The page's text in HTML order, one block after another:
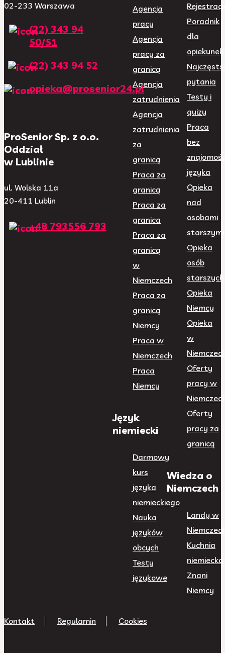
02-233 Warszawa
(22) 343 94
50/51
(22) 343 94 52
opieka@prosenior24.pl
ProSenior Sp. z o.o.
Oddział
w Lublinie
ul. Wolska 11a
20-411 Lublin
+48 793556 793
Agencja
pracy
Agencja
pracy za
granicą
Agencja
zatrudnienia
Agencja
zatrudnienia
za
granicą
Praca za
granicą
Praca za
granica
Praca za
granicą
w
Niemczech
Praca za
granicą
Niemcy
Praca w
Niemczech
Praca
Niemcy
Język
niemiecki
Darmowy
kurs
języka
niemieckiego
Nauka
języków
obcych
Testy
językowe
Poradnik
dla
opiekunek
pytania
Testy i
quizy
Praca
bez
języka
Opieka
nad
osobami
starszymi
Opieka
osób
starszych
Opieka
Niemcy
Opieka
w
Oferty
pracy w
Oferty
pracy za
granicą
Wiedza o
Niemczech
Landy w
Kuchnia
niemiecka
Znani
Niemcy
Kontakt Regulamin Cookies